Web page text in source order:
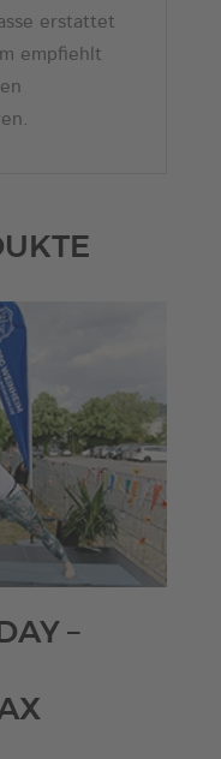
erstattet
empfiehlt
–